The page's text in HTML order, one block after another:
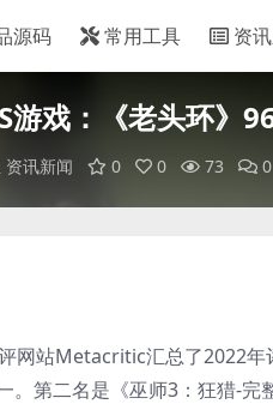
源码 常用工具 资
戏：《老头环》
资讯新闻 0 0 73 0
网站Metacritic汇总了2022年
第二名是《巫师3：狂猎-完